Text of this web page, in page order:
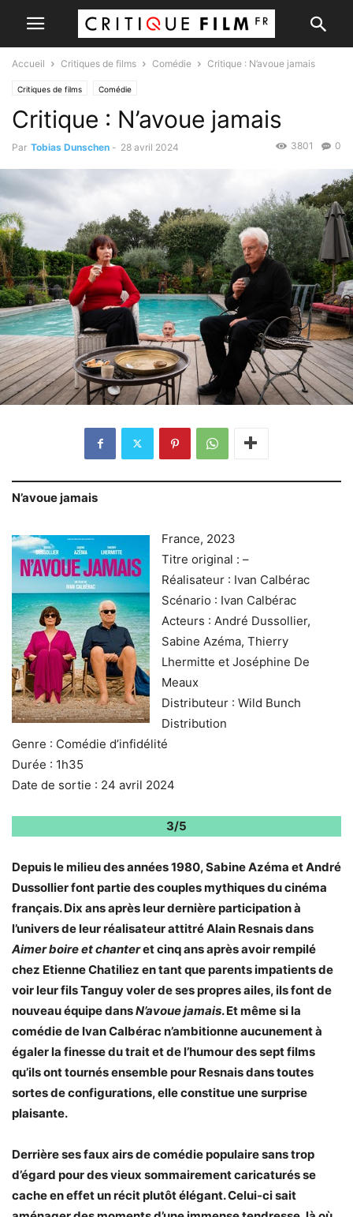
Accueil Critiques de films Comédie Critique : N’avoue jamais
Critiques de films Comédie
Critique : N’avoue jamais
Par Tobias Dunschen - 28 avril 2024 0
3801
N’avoue jamais
France, 2023
Titre original : –
Réalisateur : Ivan Calbérac
Scénario : Ivan Calbérac
Acteurs : André Dussollier,
Sabine Azéma, Thierry
Lhermitte et Joséphine De
Meaux
Distributeur : Wild Bunch
Distribution
Genre : Comédie d’infidélité
Durée : 1h35
Date de sortie : 24 avril 2024
3/5
Depuis le milieu des années 1980, Sabine Azéma et André
Dussollier font partie des couples mythiques du cinéma
français. Dix ans après leur dernière participation à
l’univers de leur réalisateur attitré Alain Resnais dans
Aimer boire et chanteret cinq ans après avoir rempilé
chez Etienne Chatiliez en tant que parents impatients de
voir leur fils Tanguy voler de ses propres ailes, ils font de
nouveau équipe dansN’avoue jamais. Et même si la
comédie de Ivan Calbérac n’ambitionne aucunement à
égaler la finesse du trait et de l’humour des sept films
qu’ils ont tournés ensemble pour Resnais dans toutes
sortes de configurations, elle constitue une surprise
plaisante.
Derrière ses faux airs de comédie populaire sans trop
d’égard pour des vieux sommairement caricaturés se
cache en effet un récit plutôt élégant. Celui-ci sait